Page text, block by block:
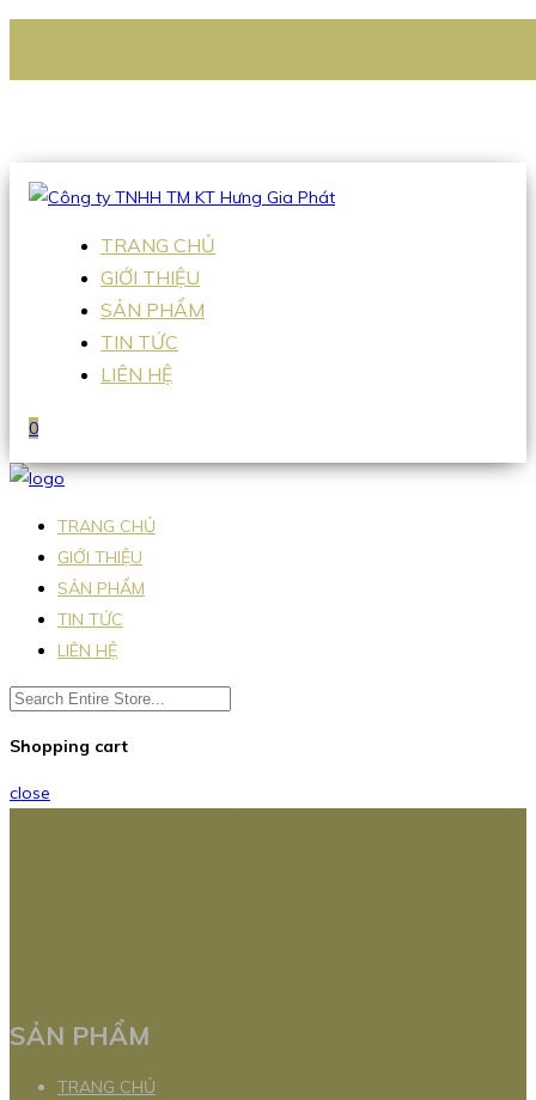
Hotline:0938 336 079
TRANG CHỦ
GIỚI THIỆU
SẢN PHẨM
TIN TỨC
LIÊN HỆ
0
TRANG CHỦ
GIỚI THIỆU
SẢN PHẨM
TIN TỨC
LIÊN HỆ
Shopping cart
close
SẢN PHẨM
TRANG CHỦ